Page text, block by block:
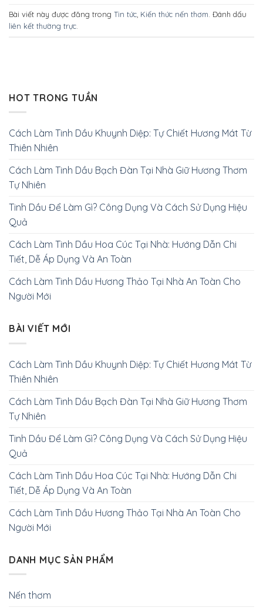
Bài viết này được đăng trong Tin tức Kiến thức nến thơm . Đánh dấu
liên kết thường trực
HOT TRONG TUẦN
Cách Làm Tinh Dầu Khuynh Diệp: Tự Chiết Hương Mát Từ
Thiên Nhiên
Cách Làm Tinh Dầu Bạch Đàn Tại Nhà Giữ Hương Thơm
Tự Nhiên
Tinh Dầu Để Làm Gì? Công Dụng Và Cách Sử Dụng Hiệu
Quả
Cách Làm Tinh Dầu Hoa Cúc Tại Nhà: Hướng Dẫn Chi
Tiết, Dễ Áp Dụng Và An Toàn
Cách Làm Tinh Dầu Hương Thảo Tại Nhà An Toàn Cho
Người Mới
BÀI VIẾT MỚI
Cách Làm Tinh Dầu Khuynh Diệp: Tự Chiết Hương Mát Từ
Thiên Nhiên
Cách Làm Tinh Dầu Bạch Đàn Tại Nhà Giữ Hương Thơm
Tự Nhiên
Tinh Dầu Để Làm Gì? Công Dụng Và Cách Sử Dụng Hiệu
Quả
Cách Làm Tinh Dầu Hoa Cúc Tại Nhà: Hướng Dẫn Chi
Tiết, Dễ Áp Dụng Và An Toàn
Cách Làm Tinh Dầu Hương Thảo Tại Nhà An Toàn Cho
Người Mới
DANH MỤC SẢN PHẨM
Nến thơm